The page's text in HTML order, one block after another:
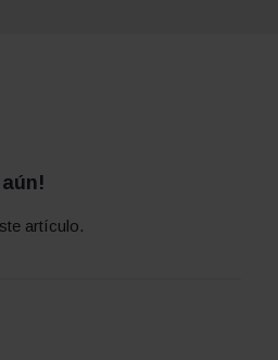
artículo.